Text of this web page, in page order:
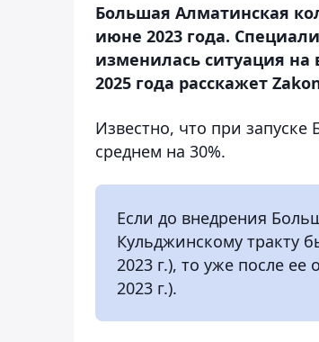
Большая Алматинская
июне 2023 года.
изменилась ситуация на
2025 года расскажет
Известно, что при
среднем на 30%.
Если до внедрения
Кульджинскому тракту
2023 г.), то уже после
2023 г.).